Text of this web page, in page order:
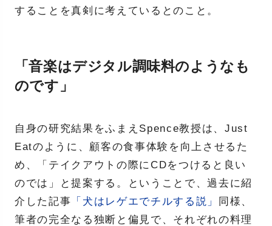
することを真剣に考えているとのこと。
「音楽はデジタル調味料のようなも
のです」
自身の研究結果をふまえSpence教授は、Just
Eatのように、顧客の食事体験を向上させるた
め、「テイクアウトの際にCDをつけると良い
のでは」と提案する。ということで、過去に紹
介した記事 「犬はレゲエでチルする説」
同様、
筆者の完全なる独断と偏見で、それぞれの料理